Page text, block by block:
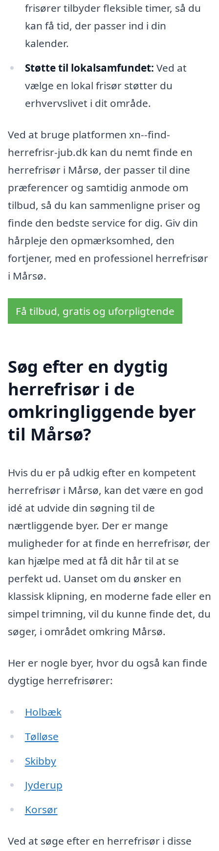
frisører tilbyder fleksible timer, så du
kan få tid, der passer ind i din
kalender.
Støtte til lokalsamfundet: Ved at
vælge en lokal frisør støtter du
erhvervslivet i dit område.
Ved at bruge platformen xn--find-
herrefrisr-jub.dk kan du nemt finde en
herrefrisør i Mårsø, der passer til dine
præferencer og samtidig anmode om
tilbud, så du kan sammenligne priser og
finde den bedste service for dig. Giv din
hårpleje den opmærksomhed, den
fortjener, med en professionel herrefrisør
i Mårsø.
Få tilbud, gratis og uforpligtende
Søg efter en dygtig
herrefrisør i de
omkringliggende byer
til Mårsø?
Hvis du er på udkig efter en kompetent
herrefrisør i Mårsø, kan det være en god
idé at udvide din søgning til de
nærtliggende byer. Der er mange
muligheder for at finde en herrefrisør, der
kan hjælpe med at få dit hår til at se
perfekt ud. Uanset om du ønsker en
klassisk klipning, en moderne fade eller en
simpel trimning, vil du kunne finde det, du
søger, i området omkring Mårsø.
Her er nogle byer, hvor du også kan finde
dygtige herrefrisører:
Holbæk
Tølløse
Skibby
Jyderup
Korsør
Ved at søge efter en herrefrisør i disse